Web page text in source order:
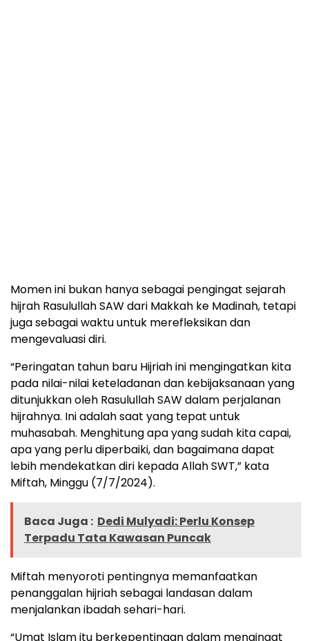
Momen ini bukan hanya sebagai pengingat sejarah
hijrah Rasulullah SAW dari Makkah ke Madinah, tetapi
juga sebagai waktu untuk merefleksikan dan
mengevaluasi diri.
“Peringatan tahun baru Hijriah ini mengingatkan kita
pada nilai-nilai keteladanan dan kebijaksanaan yang
ditunjukkan oleh Rasulullah SAW dalam perjalanan
hijrahnya. Ini adalah saat yang tepat untuk
muhasabah. Menghitung apa yang sudah kita capai,
apa yang perlu diperbaiki, dan bagaimana dapat
lebih mendekatkan diri kepada Allah SWT,” kata
Miftah, Minggu (7/7/2024).
Baca Juga : Dedi Mulyadi: Perlu Konsep
Terpadu Tata Kawasan Puncak
Miftah menyoroti pentingnya memanfaatkan
penanggalan hijriah sebagai landasan dalam
menjalankan ibadah sehari-hari.
“Umat Islam itu berkepentingan dalam mengingat